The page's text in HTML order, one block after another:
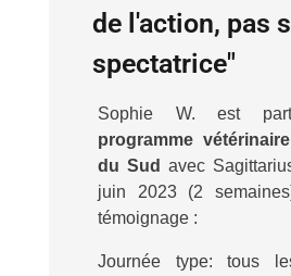
de l'action, pas
spectatrice"
Sophie W. est
programme vétérinaire
du Sud avec
juin 2023 (2
témoignage :
Journée type: tous